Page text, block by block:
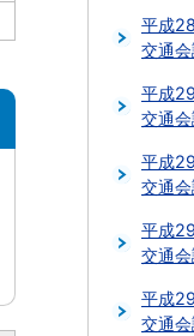
平成
交通会
平成
交通会
平成
交通会
平成
交通会
平成
交通会